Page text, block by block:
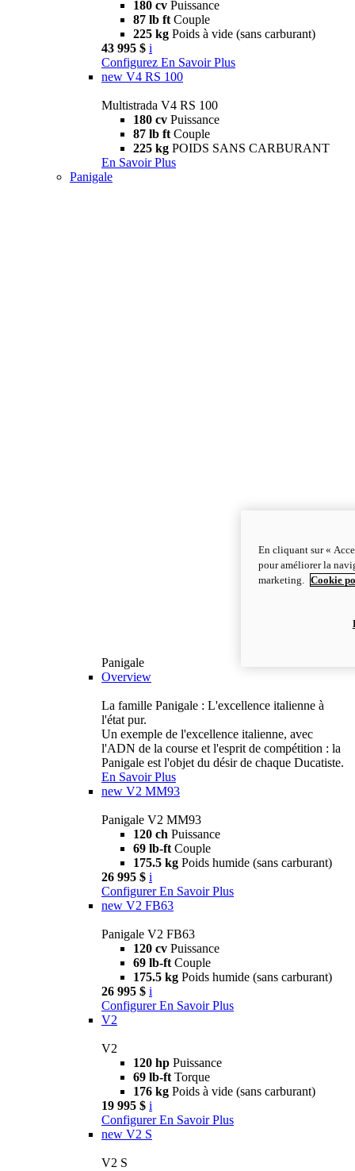
180 cv Puissance
87 lb ft Couple
225 kg Poids à vide (sans carburant)
43 995 $ i
Configurez En Savoir Plus
new V4 RS 100
Multistrada V4 RS 100
180 cv Puissance
87 lb ft Couple
225 kg POIDS SANS CARBURANT
En Savoir Plus
Panigale
Panigale
Overview
La famille Panigale : L'excellence italienne à
l'état pur.
Un exemple de l'excellence italienne, avec
l'ADN de la course et l'esprit de compétition : la
Panigale est l'objet du désir de chaque Ducatiste.
En Savoir Plus
new V2 MM93
Panigale V2 MM93
120 ch Puissance
69 lb-ft Couple
175.5 kg Poids humide (sans carburant)
26 995 $ i
Configurer En Savoir Plus
new V2 FB63
Panigale V2 FB63
120 cv Puissance
69 lb-ft Couple
175.5 kg Poids humide (sans carburant)
26 995 $ i
Configurer En Savoir Plus
V2
V2
120 hp Puissance
69 lb-ft Torque
176 kg Poids à vide (sans carburant)
19 995 $ i
Configurer En Savoir Plus
new V2 S
V2 S
En cliquant sur «
pour améliorer la
marketing.
Cookie